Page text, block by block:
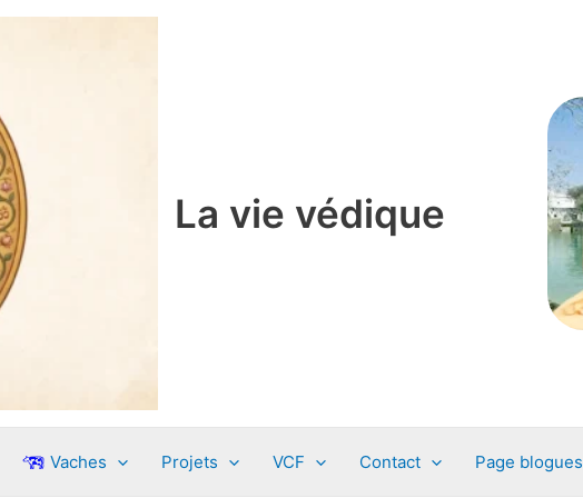
La vie védique
Vaches Projets VCF Contact Page blogues